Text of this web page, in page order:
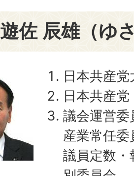
佐 辰雄（ゆ
日本共産
日本共産党
議会運営委
産業常任委
議員定数・